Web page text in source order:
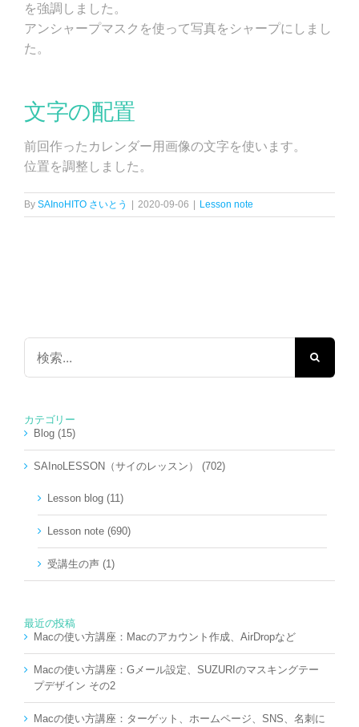
を強調しました。
アンシャープマスクを使って写真をシャープにしまし
た。
文字の配置
前回作ったカレンダー用画像の文字を使います。
位置を調整しました。
By SAInoHITO さいとう 2020-09-06 Lesson note
検
…
カテゴリー
Blog (15)
SAInoLESSON（サイのレッスン） (702)
Lesson blog (11)
Lesson note (690)
受講生の声 (1)
最近の投稿
Macの使い方講座：Macのアカウント作成、AirDropなど
Macの使い方講座：Gメール設定、SUZURIのマスキングテー
プデザイン その2
Macの使い方講座：ターゲット、ホームページ、SNS、名刺に